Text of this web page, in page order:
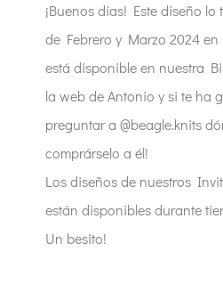
¡Buenos días! Este diseño lo
de Febrero y Marzo 2024 en
está disponible en nuestra
la web de Antonio y si te ha
preguntar a @beagle.knits
comprárselo a él!
Los diseños de nuestros
están disponibles durante
Un besito!